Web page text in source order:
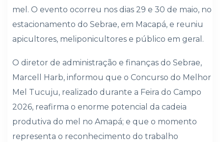
mel. O evento ocorreu nos dias 29 e 30 de maio, no
estacionamento do Sebrae, em Macapá, e reuniu
apicultores, meliponicultores e público em geral.
O diretor de administração e finanças do Sebrae,
Marcell Harb, informou que o Concurso do Melhor
Mel Tucuju, realizado durante a Feira do Campo
2026, reafirma o enorme potencial da cadeia
produtiva do mel no Amapá; e que o momento
representa o reconhecimento do trabalho